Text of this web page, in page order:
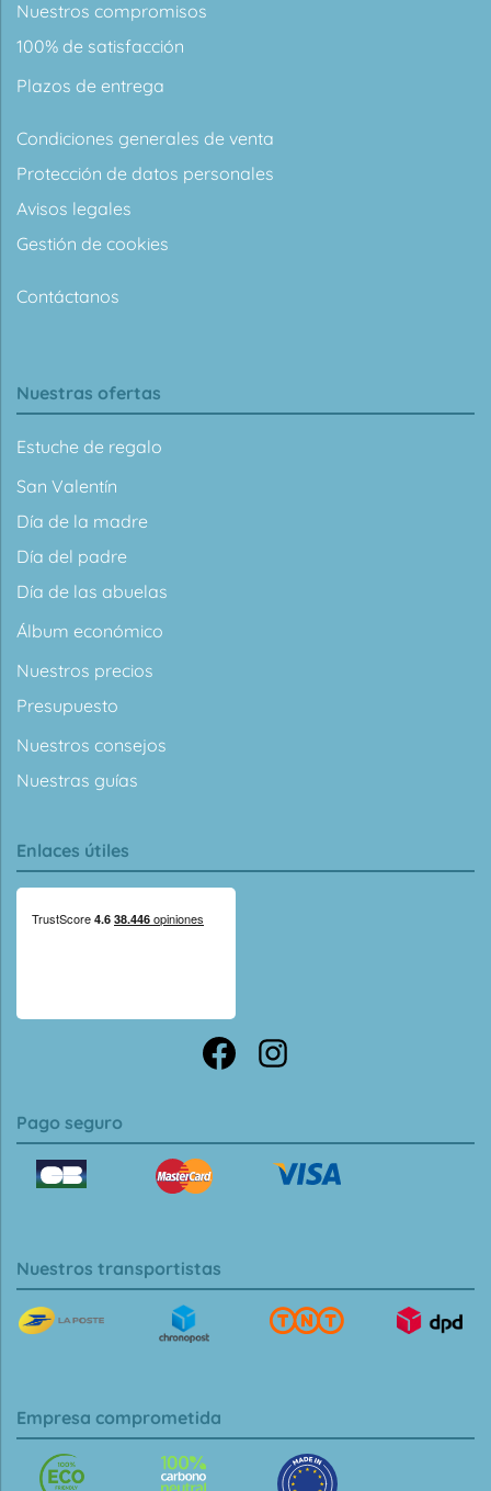
Nuestros compromisos
100% de satisfacción
Plazos de entrega
Condiciones generales de venta
Protección de datos personales
Avisos legales
Gestión de cookies
Contáctanos
Nuestras ofertas
Estuche de regalo
San Valentín
Día de la madre
Día del padre
Día de las abuelas
Álbum económico
Nuestros precios
Presupuesto
Nuestros consejos
Nuestras guías
Enlaces útiles
Pago seguro
Nuestros transportistas
Empresa comprometida